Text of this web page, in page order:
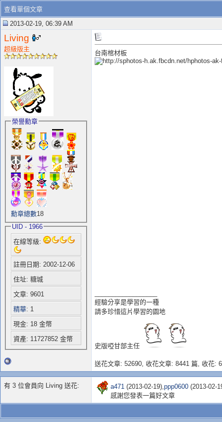
查看單個文章
2013-02-19, 06:39 AM
Living
超級版主
榮譽勳章
勳章總數18
UID - 1966
在線等級:
註冊日期: 2002-12-06
住址: 糖城
文章: 9601
精華: 1
現金: 18 金幣
資產: 11727852 金幣
台南棺材板
經驗分享是學習的一種
請多珍惜這片學習的園地
史版啞甘部主任
送花文章: 52690, 收花文章: 8441 篇, 收花:
有 3 位會員向 Living 送花: a471 (2013-02-19),ppp0600 (2013-02-
感謝您發表一篇好文章